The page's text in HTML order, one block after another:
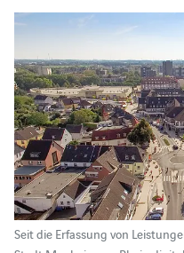
Seit die Erfassung von